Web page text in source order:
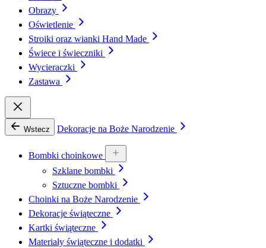
Obrazy
Oświetlenie
Stroiki oraz wianki Hand Made
Świece i świeczniki
Wycieraczki
Zastawa
Wstecz Dekoracje na Boże Narodzenie
Bombki choinkowe
Szklane bombki
Sztuczne bombki
Choinki na Boże Narodzenie
Dekoracje świąteczne
Kartki świąteczne
Materiały świąteczne i dodatki